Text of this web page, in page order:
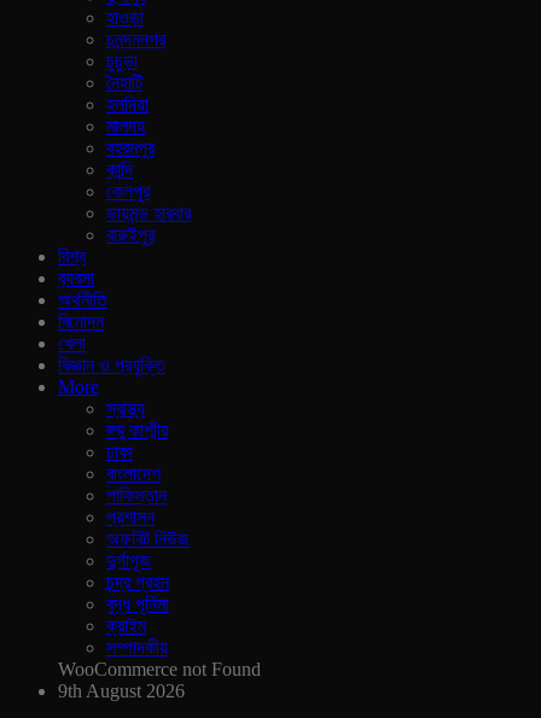
হাওড়া
চনন্দননগর
চুচুড়া
নৈহাটি
হলদিয়া
মালদহ
বহরমপুর
কান্দি
বোলপুর
ডায়মন্ড হারবার
বারুইপুর
বিশ্ব
ব‍্যবসা
অর্থনীতি
বিনোদন
খেলা
বিজ্ঞান ও প্রযুক্তি
More
স্বাস্থ্য
জ্ম্মু কাশ্মীর
ঢাকা
বাংলাদেশ
পাকিস্তান
প্রশাসন
অফবিট নিউজ
দুর্গাপূজ
চন্দ্র গ্রহন
বুদ্ধ পূর্নিমা
ক্রাইম
সম্পাদকীয়
WooCommerce not Found
9th August 2026